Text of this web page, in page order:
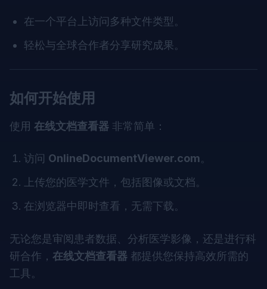
在一个平台上访问多种文件类型。
轻松与全球合作者分享研究成果。
如何开始使用
使用 在线文档查看器 非常简单：
访问 OnlineDocumentViewer.com。
上传您的医学文件，包括图像或文档。
在浏览器中即时查看，无需下载。
无论您是审阅患者数据、分析医学影像，还是进行科
研合作， 在线文档查看器 都提供您保持高效所需的
工具。